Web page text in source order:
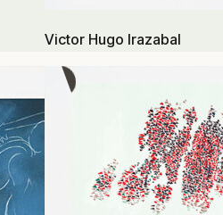
Victor Hugo Irazabal